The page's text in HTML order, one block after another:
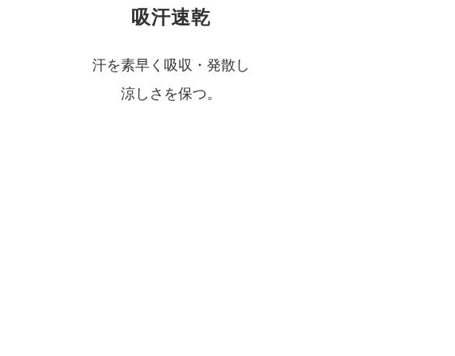
吸汗速乾
汗を素早く吸収・発散し
涼しさを保つ。